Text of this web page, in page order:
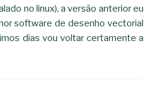
no linux), a versão anterior eu
software de desenho vectorial
dias vou voltar certamente a